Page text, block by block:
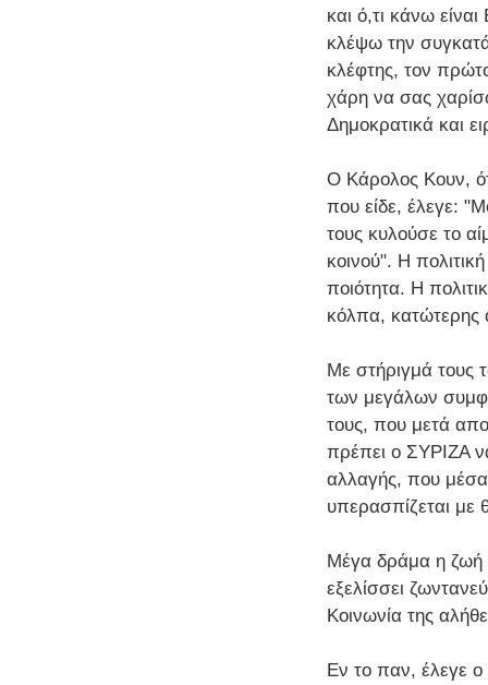
και ό,τι κάνω
κλέψω την
κλέφτης, τον
χάρη να σας
Δημοκρατικά και
Ο Κάρολος Κουν,
που είδε, έλεγε:
τους κυλούσε το
κοινού". Η
ποιότητα. Η
κόλπα, κατώτερης
Με στήριγμά τους
των μεγάλων
τους, που μετά
πρέπει ο ΣΥΡΙΖΑ
αλλαγής, που μέσα
υπερασπίζεται με
Μέγα δράμα η ζωή
εξελίσσει
Κοινωνία της
Εν το παν, έλεγε ο